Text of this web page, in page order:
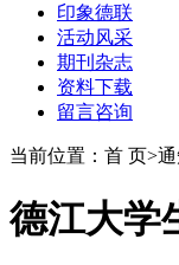
印象德联
活动风采
期刊杂志
资料下载
留言咨询
当前位置：首 页>
德江大学